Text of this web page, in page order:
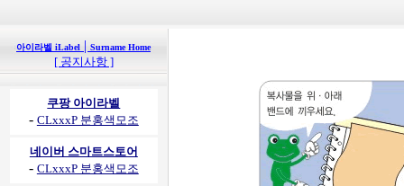
아이라벨 iLabel | Surname Home
[ 공지사항 ]
쿠팡 아이라벨
- CLxxxP 분홍색모조
네이버 스마트스토어
- CLxxxP 분홍색모조